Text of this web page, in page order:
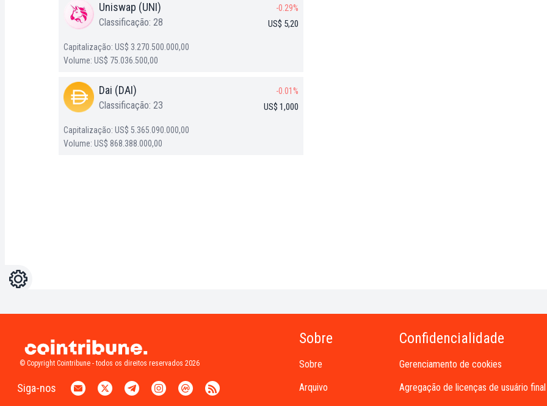
Uniswap (UNI)
Classificação: 28
-0.29%
US$ 5,20
Capitalização: US$ 3.270.500.000,00
Volume: US$ 75.036.500,00
Dai (DAI)
Classificação: 23
-0.01%
US$ 1,000
Capitalização: US$ 5.365.090.000,00
Volume: US$ 868.388.000,00
Configurações
© Copyright Cointribune - todos os direitos reservados 2026
Siga-nos
Sobre
Sobre
Arquivo
Confidencialidade
Gerenciamento de cookies
Agregação de licenças de usuário final